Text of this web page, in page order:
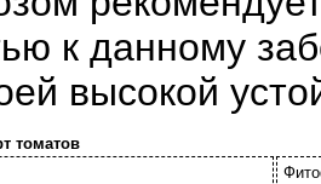
к данному
высокой
томатов